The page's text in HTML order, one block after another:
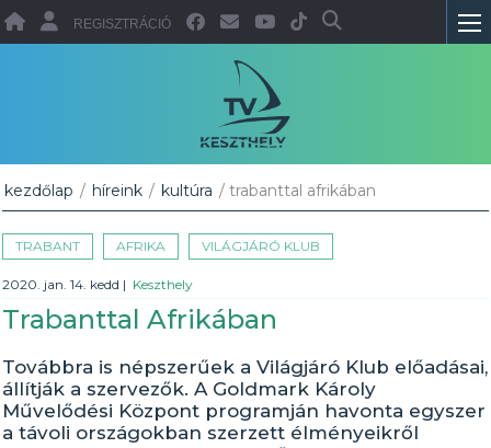
REGISZTRÁCIÓ
kezdőlap / híreink / kultúra / trabanttal afrikában
TRABANT AFRIKA VILÁGJÁRÓ KLUB
2020. jan. 14. kedd | Keszthely
Trabanttal Afrikában
Továbbra is népszerűek a Világjáró Klub előadásai,
állítják a szervezők. A Goldmark Károly
Művelődési Központ programján havonta egyszer
a távoli országokban szerzett élményeikről